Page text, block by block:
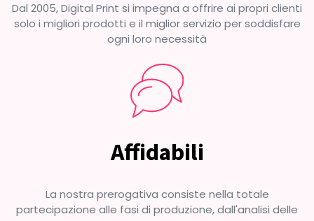
Dal 2005, Digital Print si impegna a offrire ai propri clienti
solo i migliori prodotti e il miglior servizio per soddisfare
ogni loro necessità
Affidabili
La nostra prerogativa consiste nella totale
partecipazione alle fasi di produzione, dall'analisi delle